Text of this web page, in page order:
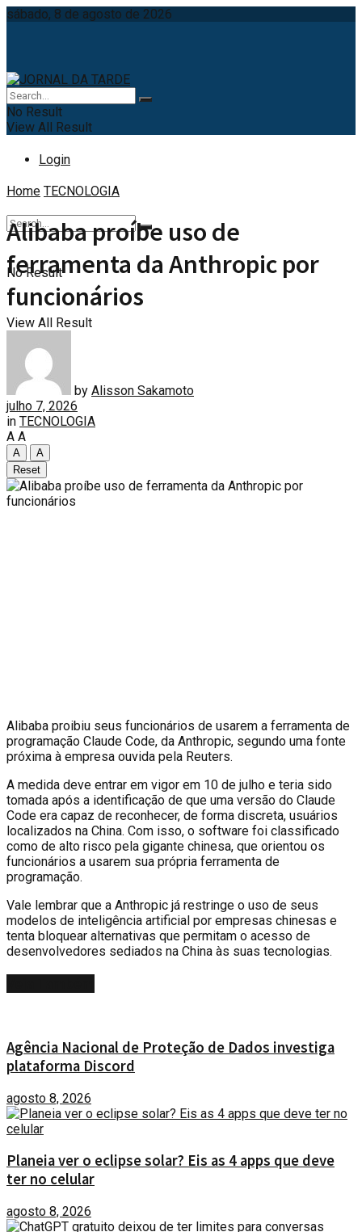
sábado, 8 de agosto de 2026
Login
No Result
View All Result
No Result
View All Result
Home TECNOLOGIA
Alibaba proíbe uso de
ferramenta da Anthropic por
funcionários
by Alisson Sakamoto
julho 7, 2026
in TECNOLOGIA
A A
A
A
Reset
Alibaba proibiu seus funcionários de usarem a ferramenta de
programação Claude Code, da Anthropic, segundo uma fonte
próxima à empresa ouvida pela Reuters.
A medida deve entrar em vigor em 10 de julho e teria sido
tomada após a identificação de que uma versão do Claude
Code era capaz de reconhecer, de forma discreta, usuários
localizados na China. Com isso, o software foi classificado
como de alto risco pela gigante chinesa, que orientou os
funcionários a usarem sua própria ferramenta de
programação.
Vale lembrar que a Anthropic já restringe o uso de seus
modelos de inteligência artificial por empresas chinesas e
tenta bloquear alternativas que permitam o acesso de
desenvolvedores sediados na China às suas tecnologias.
Agência Nacional de Proteção de Dados investiga
plataforma Discord
agosto 8, 2026
Planeia ver o eclipse solar? Eis as 4 apps que deve
ter no celular
agosto 8, 2026